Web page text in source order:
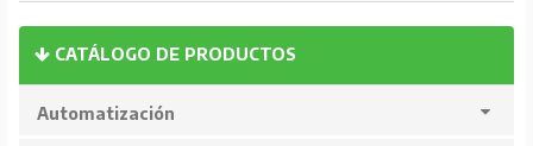
CATÁLOGO DE PRODUCTOS
Automatización